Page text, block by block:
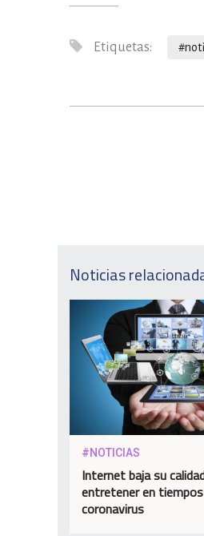
Etiquetas:
Noticias
#NOTICIAS
Internet baja su
entretener en
coronavirus